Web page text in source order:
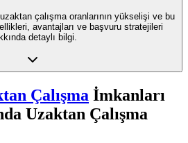
çalışma oranlarının yükselişi ve bu
avantajları ve başvuru stratejileri
detaylı bilgi.
Çalışma İmkanları
Uzaktan Çalışma